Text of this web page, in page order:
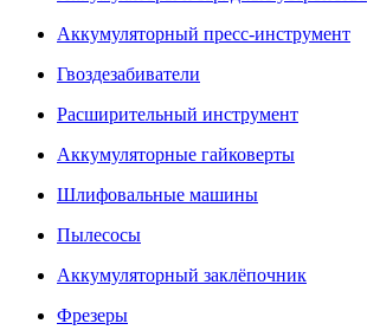
Аккумуляторный пресс-инструмент
Гвоздезабиватели
Расширительный инструмент
Аккумуляторные гайковерты
Шлифовальные машины
Пылесосы
Аккумуляторный заклёпочник
Фрезеры